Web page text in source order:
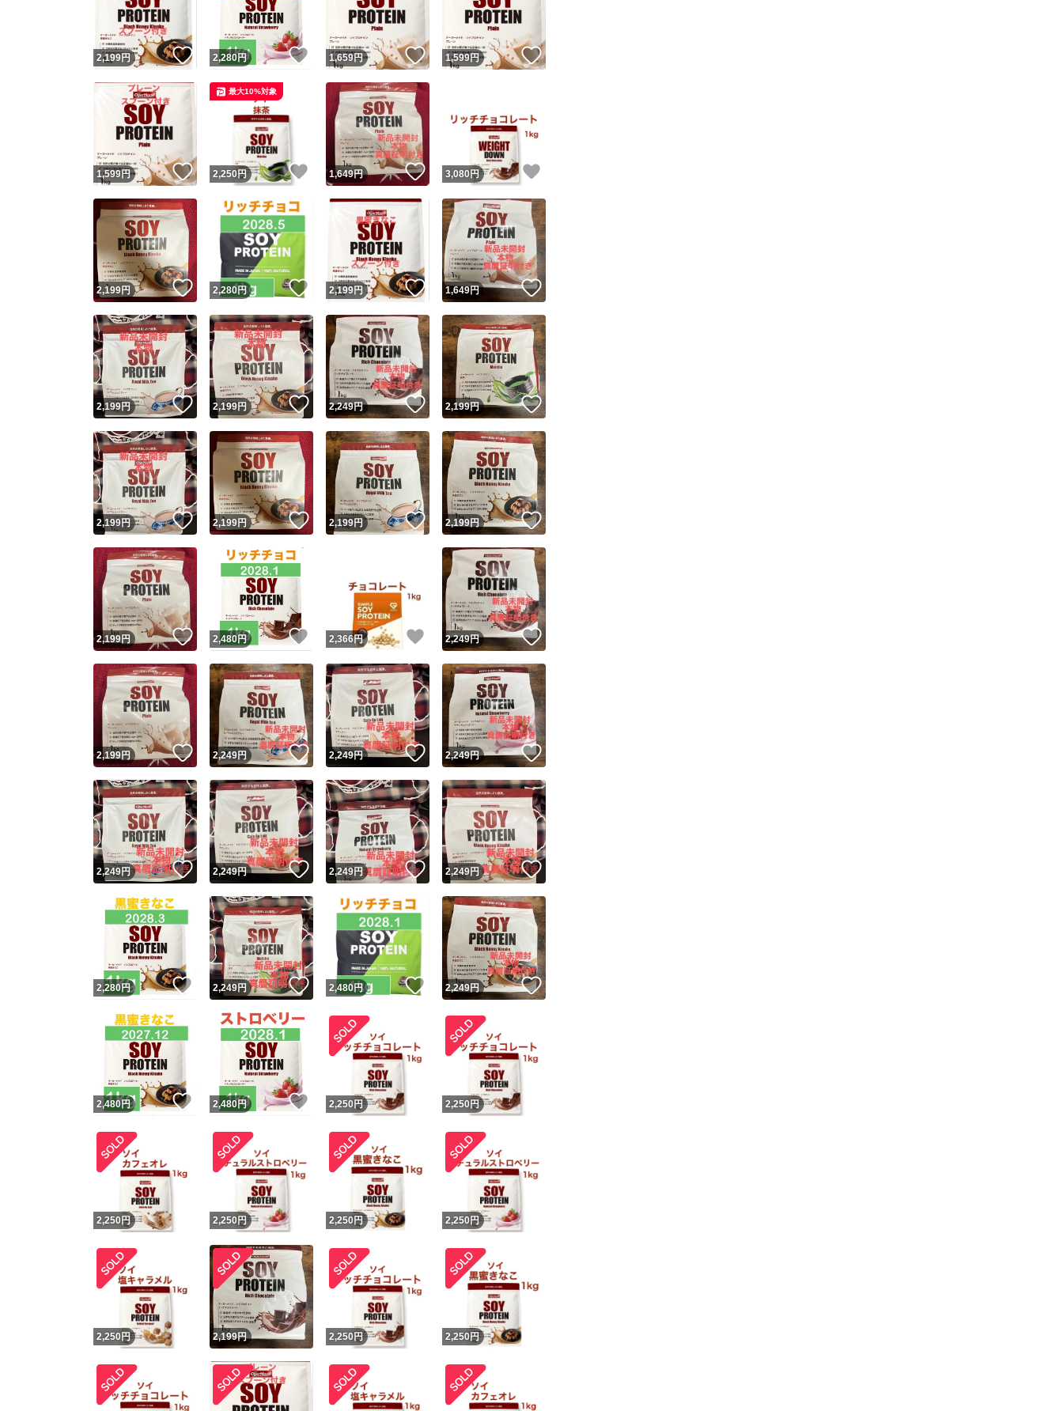
ユーザーの実績について
Yahoo!フリマが定めた一定の基準を満たしたユーザーにバッジを付与しています
安心取引出品者
安心取引出品者 Yahoo!フリマの基準をクリアした安心・安全なユーザーです
取引実績
取引実績◯+ このユーザーはYahoo!フリマの取引を完了させた実績があります
他フリマ実績◯+ このユーザーは他フリマサービスでの取引実績があります
スピード&安心発送
※このバッジは実績に基づく表示であり、発送を保証しているものではありません
スピード＆安心発送
このユーザーは高頻度で24時間以内＆設定した発送日数内に発送してい
ます
このユーザーは高頻度で24時間以内に発送しています
安心発送 このユーザーは設定した発送日数内に発送しています
この商品の情報をコピーします
商品画像の無断転載は禁止されています
コピーは1商品につき1回です
出品ページへ
キャンセル
2,199円 いいね！
2,280円 いいね！
1,659円 いいね！
1,599円 いいね！
1,599円 いいね！
2,250円 いいね！
最大10%対象
1,649円 いいね！
3,080 円
2,199円 いいね！
2,280円 いいね！
2,199円 いいね！
1,649円
2,199円 いいね！
2,199円 いいね！
2,249円 いいね！
2,199円 いいね！
2,199円 いいね！
2,199円 いいね！
2,199円 いいね！
2,199円 いいね！
2,199円 いいね！
2,480円 いいね！
2,366円 いいね！
2,249円 いいね！
2,199円 いいね！
2,249円 いいね！
2,249円 いいね！
2,249円 いいね！
2,249円 いいね！
2,249円 いいね！
2,249円 いいね！
2,249円
2,280円 いいね！
2,249円 いいね！
2,480円 いいね！
2,249円 いいね！
2,480円 いいね！
2,480円 いいね！
2,250 円 2,250 円
2,250 円 2,250 円 2,250円 2,250 円
2,250 円 2,199円 2,250 円 2,250円